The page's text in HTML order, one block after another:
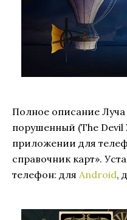
Полное описание
порушенный (The Devil
приложении для
справочник карт».
телефон: для Android,